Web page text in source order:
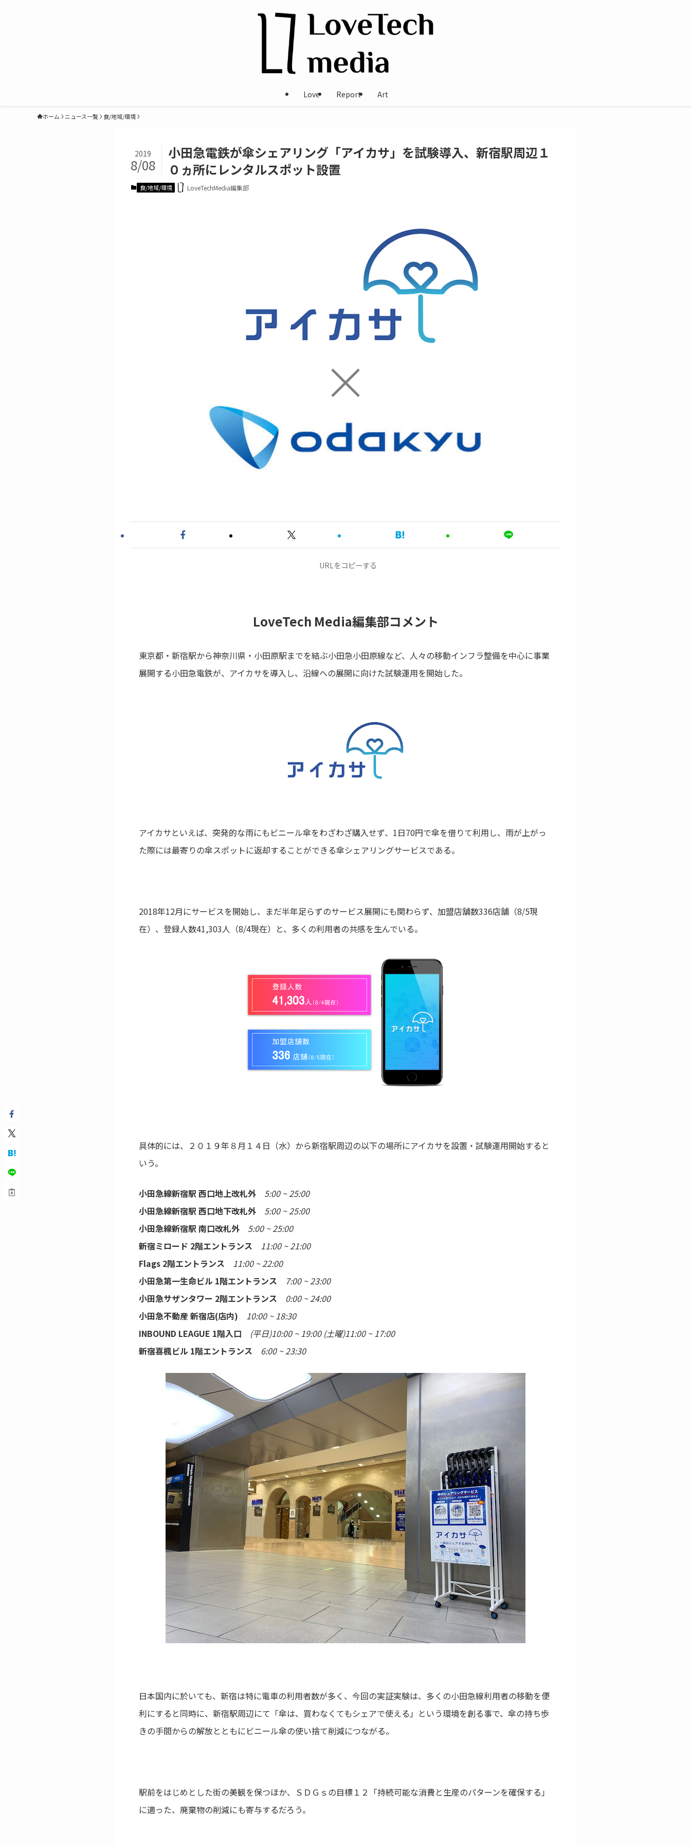
Love Report Art
ホーム ニュース一覧 食/地域/環境
小田急電鉄が傘シェアリング「アイカサ」を試験導入、新宿駅周辺１
０ヵ所にレンタルスポット設置
2019
8/08
食/地域/環境 LoveTechMedia編集部
URLをコピーする
LoveTech Media編集部コメント
東京都・新宿駅から神奈川県・小田原駅までを結ぶ小田急小田原線など、人々の移動インフラ整備を中心に事業
展開する小田急電鉄が、アイカサを導入し、沿線への展開に向けた試験運用を開始した。
アイカサといえば、突発的な雨にもビニール傘をわざわざ購入せず、1日70円で傘を借りて利用し、雨が上がっ
た際には最寄りの傘スポットに返却することができる傘シェアリングサービスである。
2018年12月にサービスを開始し、まだ半年足らずのサービス展開にも関わらず、加盟店舗数336店舗（8/5現
在）、登録人数41,303人（8/4現在）と、多くの利用者の共感を生んでいる。
具体的には、２０１９年８月１４日（水）から新宿駅周辺の以下の場所にアイカサを設置・試験運用開始すると
いう。
小田急線新宿駅 西口地上改札外
5:00 ~ 25:00
小田急線新宿駅 西口地下改札外
5:00 ~ 25:00
小田急線新宿駅 南口改札外
5:00 ~ 25:00
新宿ミロード 2階エントランス
11:00 ~ 21:00
Flags 2階エントランス
11:00 ~ 22:00
小田急第一生命ビル 1階エントランス
7:00 ~ 23:00
小田急サザンタワー 2階エントランス
0:00 ~ 24:00
小田急不動産 新宿店(店内)
10:00 ~ 18:30
INBOUND LEAGUE 1階入口
(平日)10:00 ~ 19:00 (土曜)11:00 ~ 17:00
新宿喜楓ビル 1階エントランス
6:00 ~ 23:30
日本国内に於いても、新宿は特に電車の利用者数が多く、今回の実証実験は、多くの小田急線利用者の移動を便
利にすると同時に、新宿駅周辺にて「傘は、買わなくてもシェアで使える」という環境を創る事で、傘の持ち歩
きの手間からの解放とともにビニール傘の使い捨て削減につながる。
駅前をはじめとした街の美観を保つほか、ＳＤＧｓの目標１２「持続可能な消費と生産のパターンを確保する」
に適った、廃棄物の削減にも寄与するだろう。